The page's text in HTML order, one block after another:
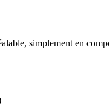
simplement en